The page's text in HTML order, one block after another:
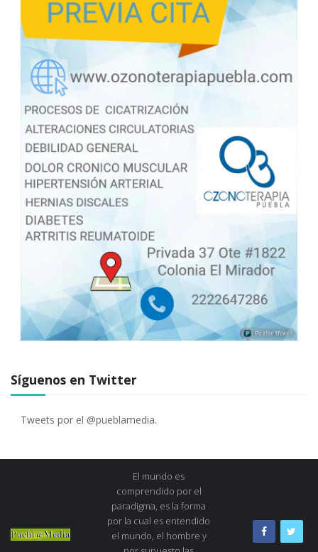
Síguenos en Twitter
Tweets por el @pueblamedia.
El mundo es
comprendido por el
paradigma, es la forma
por la cual es entendido
el mundo, el hombre y